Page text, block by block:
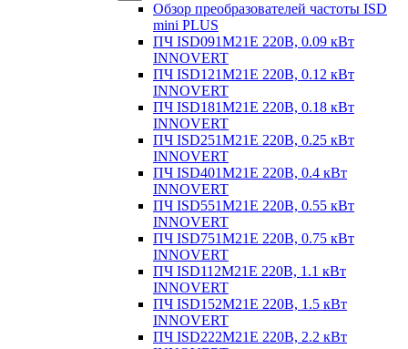
Обзор преобразователей частоты ISD
mini PLUS
ПЧ ISD091M21E 220В, 0.09 кВт
INNOVERT
ПЧ ISD121M21E 220В, 0.12 кВт
INNOVERT
ПЧ ISD181M21E 220В, 0.18 кВт
INNOVERT
ПЧ ISD251M21E 220В, 0.25 кВт
INNOVERT
ПЧ ISD401M21E 220В, 0.4 кВт
INNOVERT
ПЧ ISD551M21E 220В, 0.55 кВт
INNOVERT
ПЧ ISD751M21E 220В, 0.75 кВт
INNOVERT
ПЧ ISD112M21E 220В, 1.1 кВт
INNOVERT
ПЧ ISD152M21E 220В, 1.5 кВт
INNOVERT
ПЧ ISD222M21E 220В, 2.2 кВт